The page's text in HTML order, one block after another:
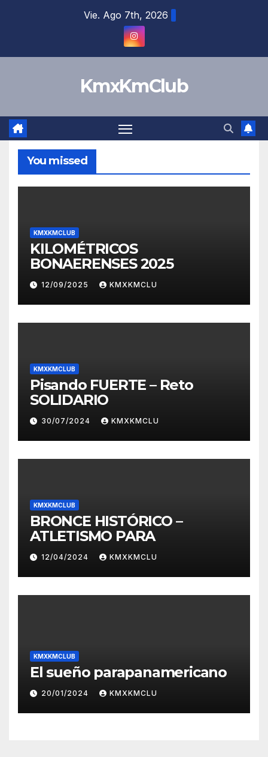
Vie. Ago 7th, 2026
KmxKmClub
You missed
KMXKMCLUB
KILOMÉTRICOS
BONAERENSES 2025
12/09/2025 KMXKMCLU
KMXKMCLUB
Pisando FUERTE – Reto
SOLIDARIO
30/07/2024 KMXKMCLU
KMXKMCLUB
BRONCE HISTÓRICO –
ATLETISMO PARA
12/04/2024 KMXKMCLU
KMXKMCLUB
El sueño parapanamericano
20/01/2024 KMXKMCLU